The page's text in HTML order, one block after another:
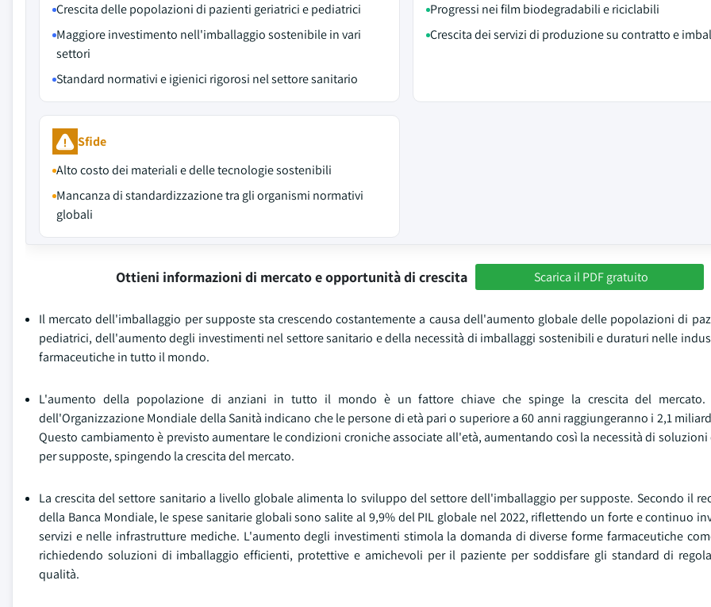
Crescita delle popolazioni di pazienti geriatrici e pediatrici
Maggiore investimento nell'imballaggio sostenibile in vari
settori
Standard normativi e igienici rigorosi nel settore sanitario
Progressi nei film biodegradabili e riciclabili
Crescita dei servizi di produzione su contratto e
Sfide
Alto costo dei materiali e delle tecnologie sostenibili
Mancanza di standardizzazione tra gli organismi normativi
globali
Ottieni informazioni di mercato e opportunità di crescita Scarica il PDF gratuito
Il mercato dell'imballaggio per supposte sta crescendo costantemente a causa dell'aumento globale delle popolazioni di
pediatrici, dell'aumento degli investimenti nel settore sanitario e della necessità di imballaggi sostenibili e duraturi nelle
farmaceutiche in tutto il mondo.
L'aumento della popolazione di anziani in tutto il mondo è un fattore chiave che spinge la crescita del mercato.
dell'Organizzazione Mondiale della Sanità indicano che le persone di età pari o superiore a 60 anni raggiungeranno i 2,1
Questo cambiamento è previsto aumentare le condizioni croniche associate all'età, aumentando così la necessità di
per supposte, spingendo la crescita del mercato.
La crescita del settore sanitario a livello globale alimenta lo sviluppo del settore dell'imballaggio per supposte. Secondo il
della Banca Mondiale, le spese sanitarie globali sono salite al 9,9% del PIL globale nel 2022, riflettendo un forte e continuo
servizi e nelle infrastrutture mediche. L'aumento degli investimenti stimola la domanda di diverse forme farmaceutiche
richiedendo soluzioni di imballaggio efficienti, protettive e amichevoli per il paziente per soddisfare gli standard di
qualità.